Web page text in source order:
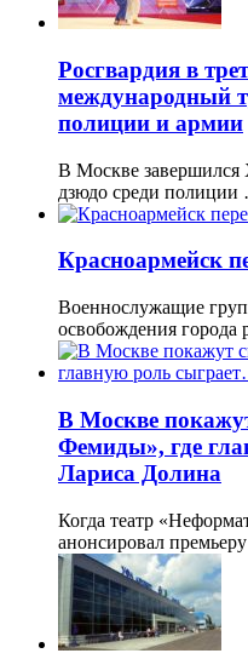
Росгвардия в
международный
полиции и армии
В Москве
дзюдо среди
Красноармейск
Военнослужащие
освобождения города
В Москве
Фемиды», где
Лариса Долина
Когда театр
анонсировал